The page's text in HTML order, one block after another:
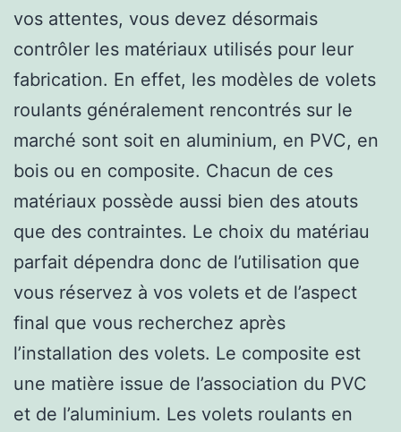
vos attentes, vous devez désormais
contrôler les matériaux utilisés pour leur
fabrication. En effet, les modèles de volets
roulants généralement rencontrés sur le
marché sont soit en aluminium, en PVC, en
bois ou en composite. Chacun de ces
matériaux possède aussi bien des atouts
que des contraintes. Le choix du matériau
parfait dépendra donc de l’utilisation que
vous réservez à vos volets et de l’aspect
final que vous recherchez après
l’installation des volets. Le composite est
une matière issue de l’association du PVC
et de l’aluminium. Les volets roulants en